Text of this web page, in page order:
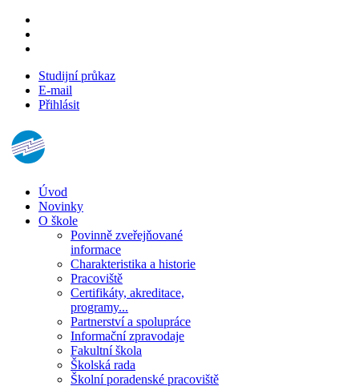
Studijní průkaz
E-mail
Přihlásit
Úvod
Novinky
O škole
Povinně zveřejňované
informace
Charakteristika a historie
Pracoviště
Certifikáty, akreditace,
programy...
Partnerství a spolupráce
Informační zpravodaje
Fakultní škola
Školská rada
Školní poradenské pracoviště